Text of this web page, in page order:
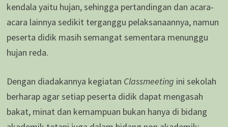
kendala yaitu hujan, sehingga pertandingan dan acara-
acara lainnya sedikit terganggu pelaksanaannya, namun
peserta didik masih semangat sementara menunggu
hujan reda.
Dengan diadakannya kegiatan Classmeeting ini sekolah
berharap agar setiap peserta didik dapat mengasah
bakat, minat dan kemampuan bukan hanya di bidang